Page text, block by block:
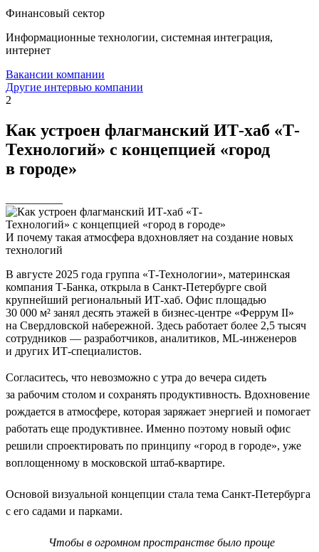
Финансовый сектор
Информационные технологии, системная интеграция,
интернет
Вакансии компании
Другие интервью компании
2
Как устроен флагманский ИТ-хаб «Т-
Технологий» с концепцией «город
в городе»
И почему такая атмосфера вдохновляет на создание новых
технологий
В августе 2025 года группа «Т-Технологии», материнская
компания Т-Банка, открыла в Санкт-Петербурге свой
крупнейший региональный ИТ-хаб. Офис площадью
30 000 м² занял десять этажей в бизнес-центре «Феррум II»
на Свердловской набережной. Здесь работает более 2,5 тысяч
сотрудников — разработчиков, аналитиков, ML-инженеров
и других ИТ-специалистов.
Согласитесь, что невозможно с утра до вечера сидеть
за рабочим столом и сохранять продуктивность. Вдохновение
рождается в атмосфере, которая заряжает энергией и помогает
работать еще продуктивнее. Именно поэтому новый офис
решили спроектировать по принципу «город в городе», уже
воплощенному в московской штаб-квартире.
Основой визуальной концепции стала тема Санкт-Петербурга
с его садами и парками.
Чтобы в огромном пространстве было проще